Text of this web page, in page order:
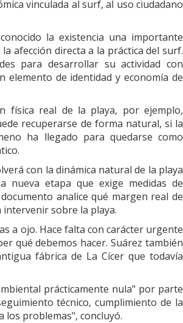
vinculada al surf, al uso ciudadano
la existencia una importante
afección directa a la práctica del surf.
para desarrollar su actividad con
elemento de identidad y economía de
física real de la playa, por ejemplo,
recuperarse de forma natural, si la
ha llegado para quedarse como
con la dinámica natural de la playa
nueva etapa que exige medidas de
analice qué margen real de
intervenir sobre la playa.
a ojo. Hace falta con carácter urgente
qué debemos hacer. Suárez también
fábrica de La Cícer que todavía
prácticamente nula" por parte
técnico, cumplimiento de la
los problemas", concluyó.